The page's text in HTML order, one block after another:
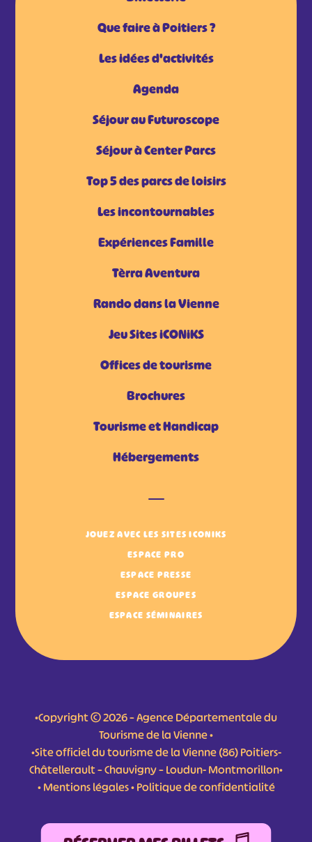
Que faire à Poitiers ?
Les idées d'activités
Agenda
Séjour au Futuroscope
Séjour à Center Parcs
Top 5 des parcs de loisirs
Les incontournables
Expériences Famille
Tèrra Aventura
Rando dans la Vienne
Jeu Sites iCONiKS
Offices de tourisme
Brochures
Tourisme et Handicap
Hébergements
JOUEZ AVEC LES SITES ICONIKS
ESPACE PRO
ESPACE PRESSE
ESPACE GROUPES
ESPACE SÉMINAIRES
•Copyright © 2026 – Agence Départementale du
Tourisme de la Vienne •
•Site officiel du tourisme de la Vienne (86) Poitiers-
Châtellerault – Chauvigny – Loudun- Montmorillon•
•Mentions légales•Politique de confidentialité